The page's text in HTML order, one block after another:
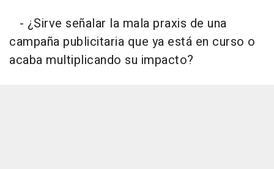
- ¿Sirve señalar la mala praxis de una
campaña publicitaria que ya está en curso o
acaba multiplicando su impacto?